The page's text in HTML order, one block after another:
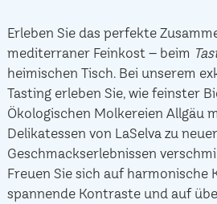
Erleben Sie das perfekte
mediterraner Feinkost – beim
heimischen Tisch. Bei unserem
Tasting erleben Sie, wie feinster
Ökologischen Molkereien Allgäu
Delikatessen von LaSelva zu
Geschmackserlebnissen
Freuen Sie sich auf harmonische
spannende Kontraste und auf